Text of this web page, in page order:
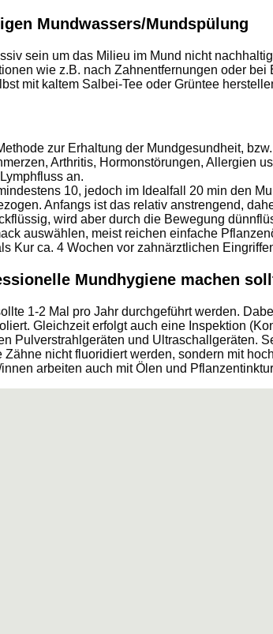
Mundwassers/Mundspülung
sein um das Milieu im Mund nicht
wie z.B. nach Zahnentfernungen oder bei
mit kaltem Salbei-Tee oder Grüntee
zur Erhaltung der Mundgesundheit,
Arthritis, Hormonstörungen, Allergien
an.
10, jedoch im Idealfall 20 min den
Anfangs ist das relativ anstrengend,
wird aber durch die Bewegung
auswählen, meist reichen einfache
Kur ca. 4 Wochen vor zahnärztlichen
Mundhygiene machen
1-2 Mal pro Jahr durchgeführt werden.
Gleichzeit erfolgt auch eine Inspektion
Pulverstrahlgeräten und Ultraschallgeräten.
nicht fluoridiert werden, sondern mit
arbeiten auch mit Ölen und